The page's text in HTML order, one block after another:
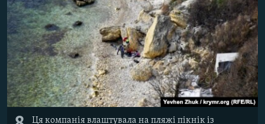
Ця компанія влаштувала на пляжі пікнік із